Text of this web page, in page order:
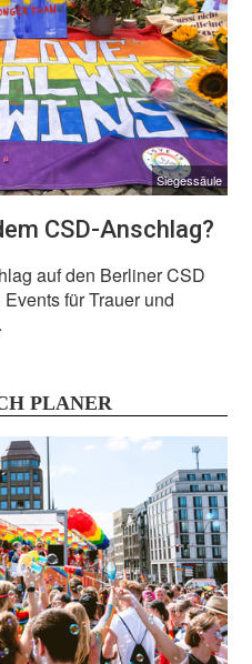
Siegessäule
CSD-Anschlag?
auf den Berliner CSD
für Trauer und
PLANER